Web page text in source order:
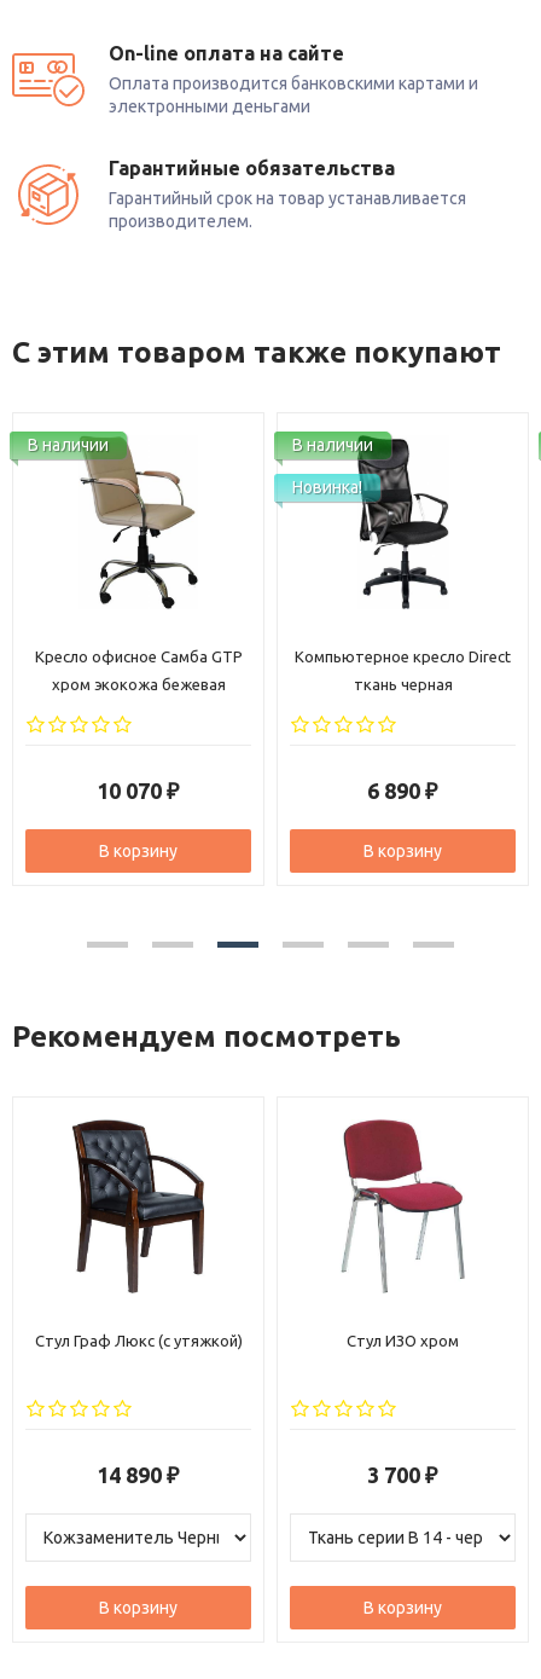
On-line оплата на сайте
Оплата производится банковскими картами и
электронными деньгами
Гарантийные обязательства
Гарантийный срок на товар устанавливается
производителем.
С этим товаром также покупают
офисное Самба GTP
экокожа бежевая
₽
В корзину
В наличии
Новинка!
Компьютерное кресло Direct
ткань черная
В корзину
В
Стул
Рекомендуем посмотреть
Стул Граф Люкс (с утяжкой)
14 890 ₽
В корзину
Стул ИЗО хром
3 700 ₽
В корзину